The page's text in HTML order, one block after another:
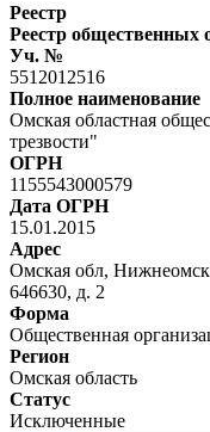
Реестр
Реестр общественных
Уч. №
5512012516
Полное наименование
Омская областная
трезвости"
ОГРН
1155543000579
Дата ОГРН
15.01.2015
Адрес
Омская обл,
646630, д. 2
Форма
Общественная
Регион
Омская область
Статус
Исключенные